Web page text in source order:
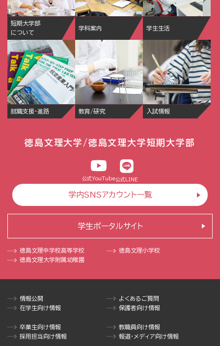
短期大学部
について
学科案内 学生生活
就職支援・進路 教育/研究 入試情報
徳島文理大学/徳島文理大学短期大学部
公式YouTube公式LINE
学内SNSアカウント一覧
徳島文理中学校高等学校
徳島文理小学校
徳島文理大学附属幼稚園
学生ポータルサイト
情報公開
よくあるご質問
在学生向け情報
保護者向け情報
卒業生向け情報
教職員向け情報
採用担当向け情報
報道・メディア向け情報